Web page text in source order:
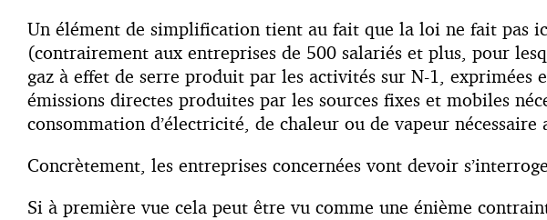
Un élément de simplification tient au fait que la loi ne fait pas
(contrairement aux entreprises de 500 salariés et plus, pour
gaz à effet de serre produit par les activités sur N-1, exprimées
émissions directes produites par les sources fixes et mobiles
consommation d’électricité, de chaleur ou de vapeur
Concrètement, les entreprises concernées vont devoir
Si à première vue cela peut être vu comme une énième